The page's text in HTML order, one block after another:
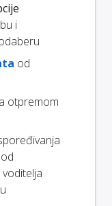
i
od
otpremom
voditelja